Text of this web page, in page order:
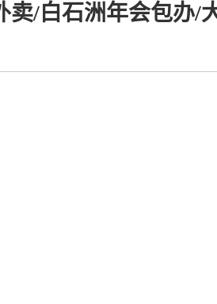
卖/白石洲年会包办/